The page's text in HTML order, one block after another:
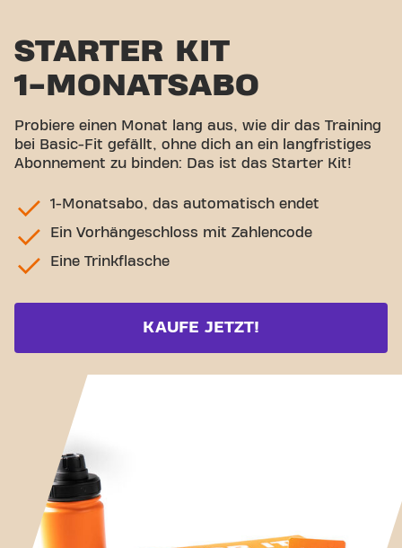
STARTER KIT
1-MONATSABO
Probiere einen Monat lang aus, wie dir das Training
bei Basic-Fit gefällt, ohne dich an ein langfristiges
Abonnement zu binden: Das ist das Starter Kit!
1-Monatsabo, das automatisch endet
Ein Vorhängeschloss mit Zahlencode
Eine Trinkflasche
KAUFE JETZT!